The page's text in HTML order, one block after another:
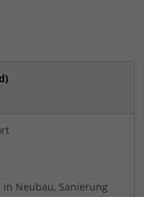
Neubau, Sanierung